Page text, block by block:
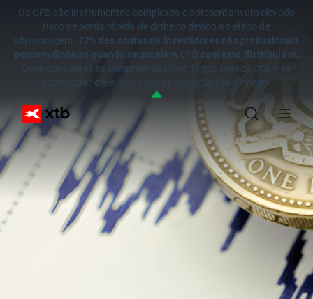
Os CFD são instrumentos complexos e apresentam um elevado
risco de perda rápida de dinheiro devido ao efeito de
alavancagem. 77% das contas de investidores não profissionais
perdem dinheiro quando negoceiam CFD com este distribuidor.
Deve considerar se compreende como funcionam os CFD e se
pode correr o elevado risco de perda do seu dinheiro.